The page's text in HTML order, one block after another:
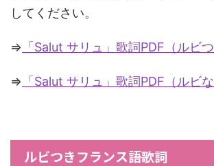
してください。
⇒ 「Salut サリュ」歌詞PDF（ルビつ
⇒ 「Salut サリュ」歌詞PDF（ルビな
ルビつきフランス語歌詞